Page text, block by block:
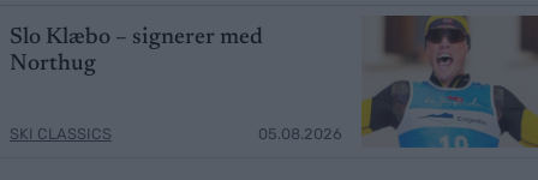
Slo Klæbo – signerer med
Northug
SKI CLASSICS 05.08.2026